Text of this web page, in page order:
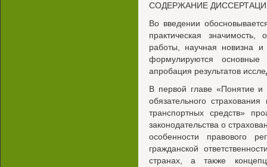
СОДЕРЖАНИЕ
Во введении
практическая
работы, научная новизна и
формулируются
апробация результатов
В первой главе «Понятие и
обязательного страхования
транспортных средств»
законодательства о
особенности правового
гражданской
странах, а также